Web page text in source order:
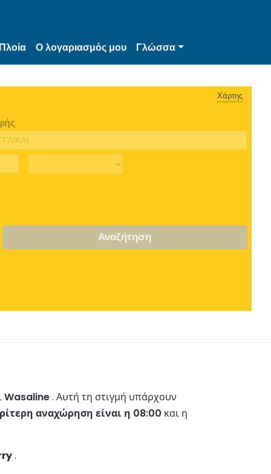
Πλοία Ο λογαριασμός μου Γλώσσα
Χάρτης
Αναζήτηση
Wasaline. Αυτή τη στιγμή υπάρχουν
αναχώρηση είναι η 08:00 και η
.